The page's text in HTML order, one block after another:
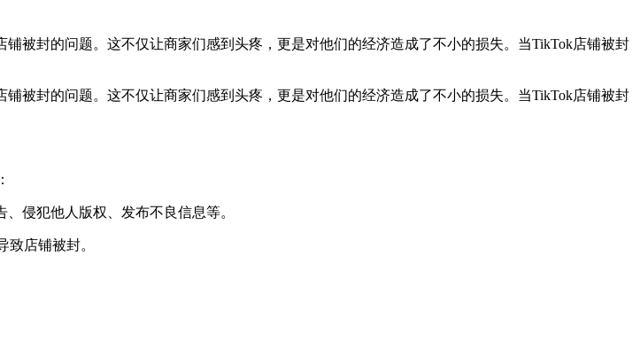
被封的问题。这不仅让商家们感到头疼，更是对他们的经济造成了不小的损失。当TikTok店铺被封
被封的问题。这不仅让商家们感到头疼，更是对他们的经济造成了不小的损失。当TikTok店铺被封
侵犯他人版权、发布不良信息等。
致店铺被封。